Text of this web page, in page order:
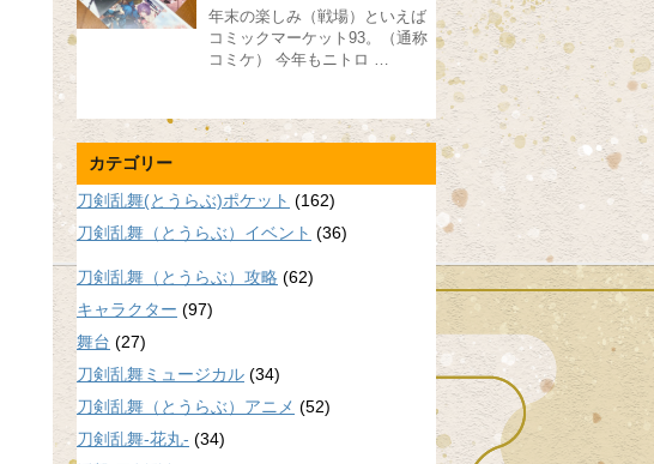
年末の楽しみ（戦場）といえば
コミックマーケット93。（通称
コミケ） 今年もニトロ …
カテゴリー
刀剣乱舞(とうらぶ)ポケット (162)
刀剣乱舞（とうらぶ）イベント (36)
刀剣乱舞（とうらぶ）攻略 (62)
キャラクター (97)
舞台 (27)
刀剣乱舞ミュージカル (34)
刀剣乱舞（とうらぶ）アニメ (52)
刀剣乱舞-花丸- (34)